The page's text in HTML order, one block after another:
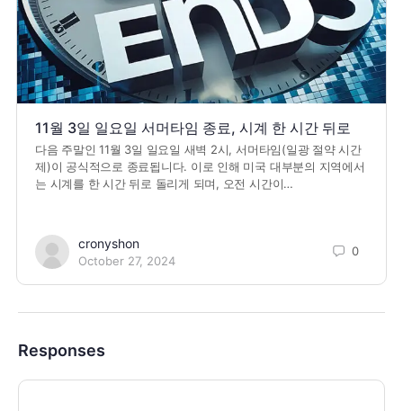
11월 3일 일요일 서머타임 종료, 시계 한 시간 뒤로
다음 주말인 11월 3일 일요일 새벽 2시, 서머타임(일광 절약 시간
제)이 공식적으로 종료됩니다. 이로 인해 미국 대부분의 지역에서
는 시계를 한 시간 뒤로 돌리게 되며, 오전 시간이…
cronyshon
October 27, 2024
0
Responses